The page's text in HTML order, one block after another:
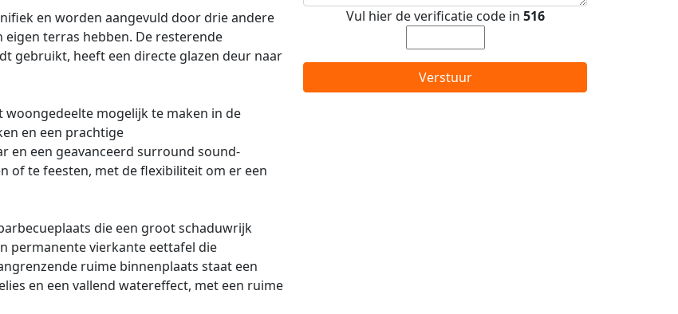
en worden aangevuld door drie andere
eigen terras hebben. De resterende
gebruikt, heeft een directe glazen deur naar
mogelijk te maken in de
en een prachtige
en een geavanceerd surround sound-
of te feesten, met de flexibiliteit om er een
die een groot schaduwrijk
permanente vierkante eettafel die
ruime binnenplaats staat een
en een vallend watereffect, met een ruime
Vul hier de verificatie code in 516
Verstuur